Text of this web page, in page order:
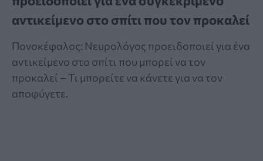
αντικείμενο στο σπίτι που τον προκαλεί
Πονοκέφαλος: Νευρολόγος προειδοποιεί για ένα
αντικείμενο στο σπίτι που μπορεί να τον
προκαλεί – Τι μπορείτε να κάνετε για να τον
αποφύγετε.